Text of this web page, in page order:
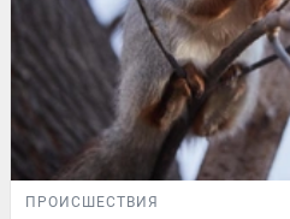
ПРОИСШЕСТВИЯ